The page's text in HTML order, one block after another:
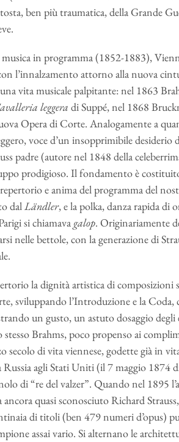
ben più traumatica, della Grande
in programma (1852-1883),
l’innalzamento attorno alla nuova
vita musicale palpitante: nel 1863
leggera di Suppé, nel 1868
Opera di Corte. Analogamente a
voce d’un insopprimibile desiderio
padre (autore nel 1848 della
prodigioso. Il fondamento è
e anima del programma del
dalLändler, e la polka, danza rapida di
si chiamava galop. Originariamente
nelle bettole, con la generazione di
la dignità artistica di composizioni
sviluppando l’Introduzione e la
un gusto, un astuto dosaggio
Brahms, poco propenso ai
secolo di vita viennese, godette già in
agli Stati Uniti (il 7 maggio 1874
di “re del valzer”. Quando nel 1895
quasi sconosciuto Richard
di titoli (ben 479 numeri d’opus)
assai vario. Si alternano le